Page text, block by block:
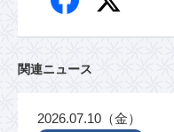
関連ニュース
2026.07.10（金）